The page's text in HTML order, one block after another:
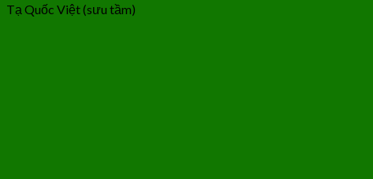
Tạ Quốc Việt (sưu tầm)